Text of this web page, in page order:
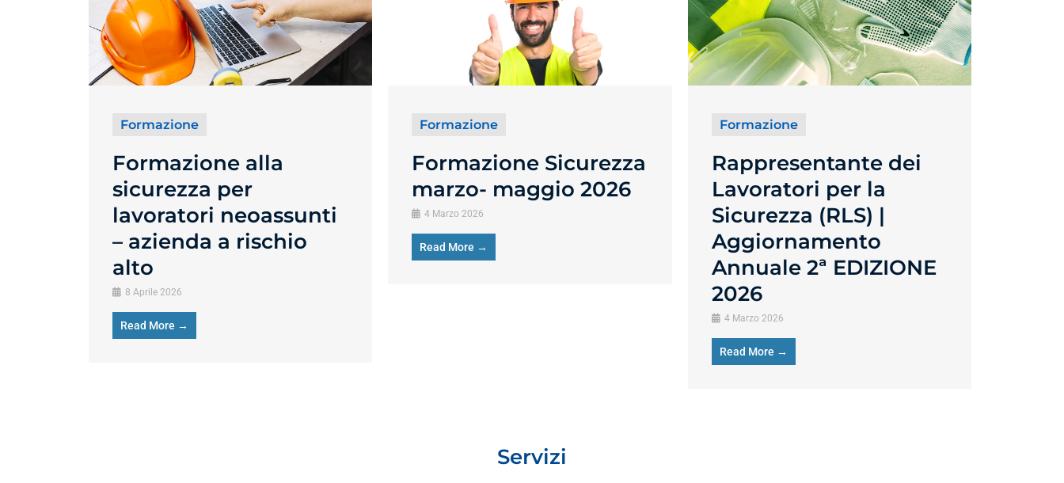
Formazione
Formazione alla
sicurezza per
lavoratori neoassunti
– azienda a rischio
alto
8 Aprile 2026
Read More →
Formazione
Formazione Sicurezza
marzo- maggio 2026
4 Marzo 2026
Read More →
Formazione
Rappresentante dei
Lavoratori per la
Sicurezza (RLS) |
Aggiornamento
Annuale 2ª EDIZIONE
2026
4 Marzo 2026
Read More →
Servizi